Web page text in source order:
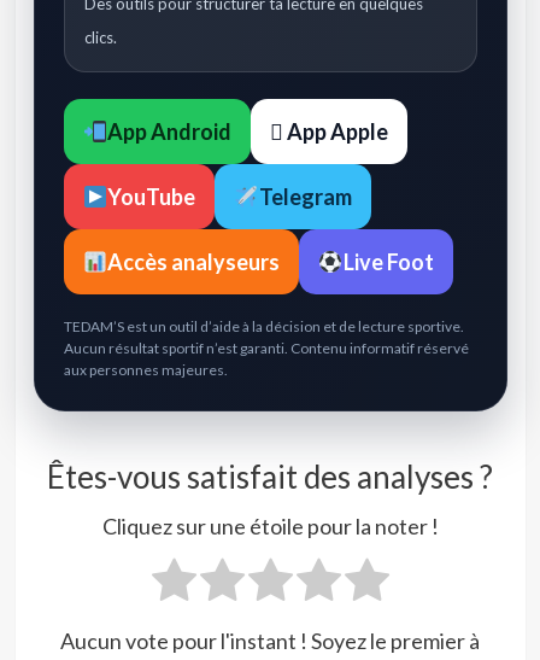
clics.
App Android  App Apple
YouTube Telegram
Accès analyseurs Live Foot
TEDAM’S est un outil d’aide à la décision et de lecture sportive.
Aucun résultat sportif n’est garanti. Contenu informatif réservé
aux personnes majeures.
Êtes-vous satisfait des analyses ?
Cliquez sur une étoile pour la noter !
Aucun vote pour l'instant ! Soyez le premier à